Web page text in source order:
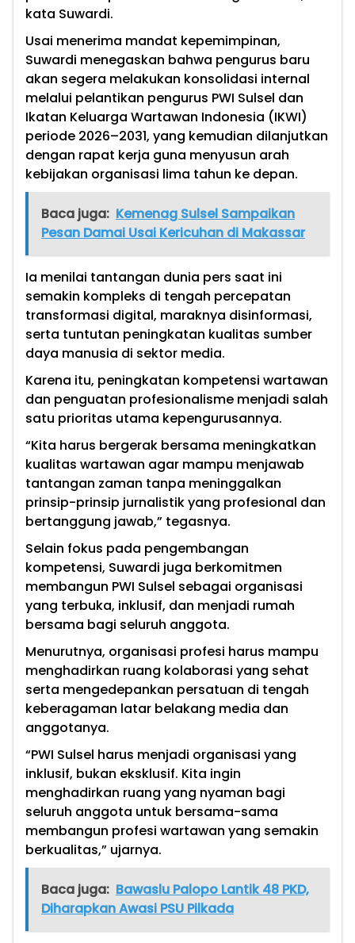
kata Suwardi.
Usai menerima mandat kepemimpinan,
Suwardi menegaskan bahwa pengurus baru
akan segera melakukan konsolidasi internal
melalui pelantikan pengurus PWI Sulsel dan
Ikatan Keluarga Wartawan Indonesia (IKWI)
periode 2026–2031, yang kemudian dilanjutkan
dengan rapat kerja guna menyusun arah
kebijakan organisasi lima tahun ke depan.
Baca juga: Kemenag Sulsel Sampaikan
Pesan Damai Usai Kericuhan di Makassar
Ia menilai tantangan dunia pers saat ini
semakin kompleks di tengah percepatan
transformasi digital, maraknya disinformasi,
serta tuntutan peningkatan kualitas sumber
daya manusia di sektor media.
Karena itu, peningkatan kompetensi wartawan
dan penguatan profesionalisme menjadi salah
satu prioritas utama kepengurusannya.
“Kita harus bergerak bersama meningkatkan
kualitas wartawan agar mampu menjawab
tantangan zaman tanpa meninggalkan
prinsip-prinsip jurnalistik yang profesional dan
bertanggung jawab,” tegasnya.
Selain fokus pada pengembangan
kompetensi, Suwardi juga berkomitmen
membangun PWI Sulsel sebagai organisasi
yang terbuka, inklusif, dan menjadi rumah
bersama bagi seluruh anggota.
Menurutnya, organisasi profesi harus mampu
menghadirkan ruang kolaborasi yang sehat
serta mengedepankan persatuan di tengah
keberagaman latar belakang media dan
anggotanya.
“PWI Sulsel harus menjadi organisasi yang
inklusif, bukan eksklusif. Kita ingin
menghadirkan ruang yang nyaman bagi
seluruh anggota untuk bersama-sama
membangun profesi wartawan yang semakin
berkualitas,” ujarnya.
Baca juga: Bawaslu Palopo Lantik 48 PKD,
Diharapkan Awasi PSU Pilkada